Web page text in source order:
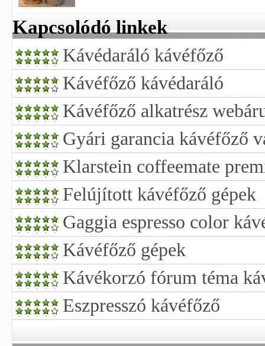
Kapcsolódó linkek
Kávédaráló kávéfőző
Kávéfőző kávédaráló
Kávéfőző alkatrész
Gyári garancia kávéfőző
Klarstein coffeemate
Felújított kávéfőző gépek
Gaggia espresso color
Kávéfőző gépek
Kávékorzó fórum téma
Eszpresszó kávéfőző